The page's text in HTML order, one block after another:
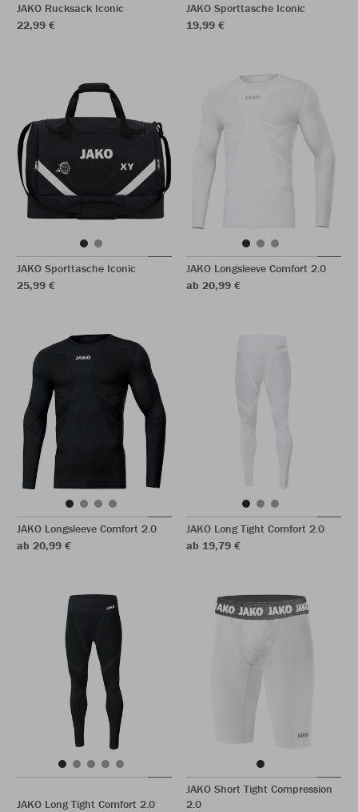
JAKO Rucksack Iconic
22,99 €
JAKO Sporttasche Iconic
19,99 €
JAKO Sporttasche Iconic
25,99 €
JAKO Longsleeve Comfort 2.0
ab 20,99 €
JAKO Longsleeve Comfort 2.0
ab 20,99 €
JAKO Long Tight Comfort 2.0
ab 19,79 €
JAKO Long Tight Comfort 2.0
JAKO Short Tight Compression
2.0